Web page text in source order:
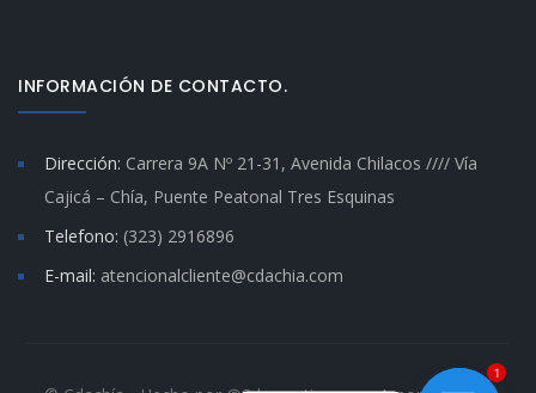
INFORMACIÓN DE CONTACTO.
Dirección: Carrera 9A Nº 21-31, Avenida Chilacos //// Vía
Cajicá – Chía, Puente Peatonal Tres Esquinas
Telefono: (323) 2916896
E-mail: atencionalcliente@cdachia.com
1